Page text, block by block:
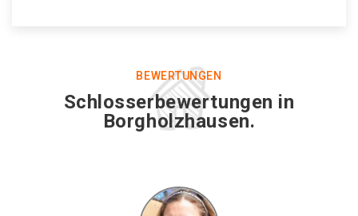
BEWERTUNGEN
Schlosserbewertungen in
Borgholzhausen.